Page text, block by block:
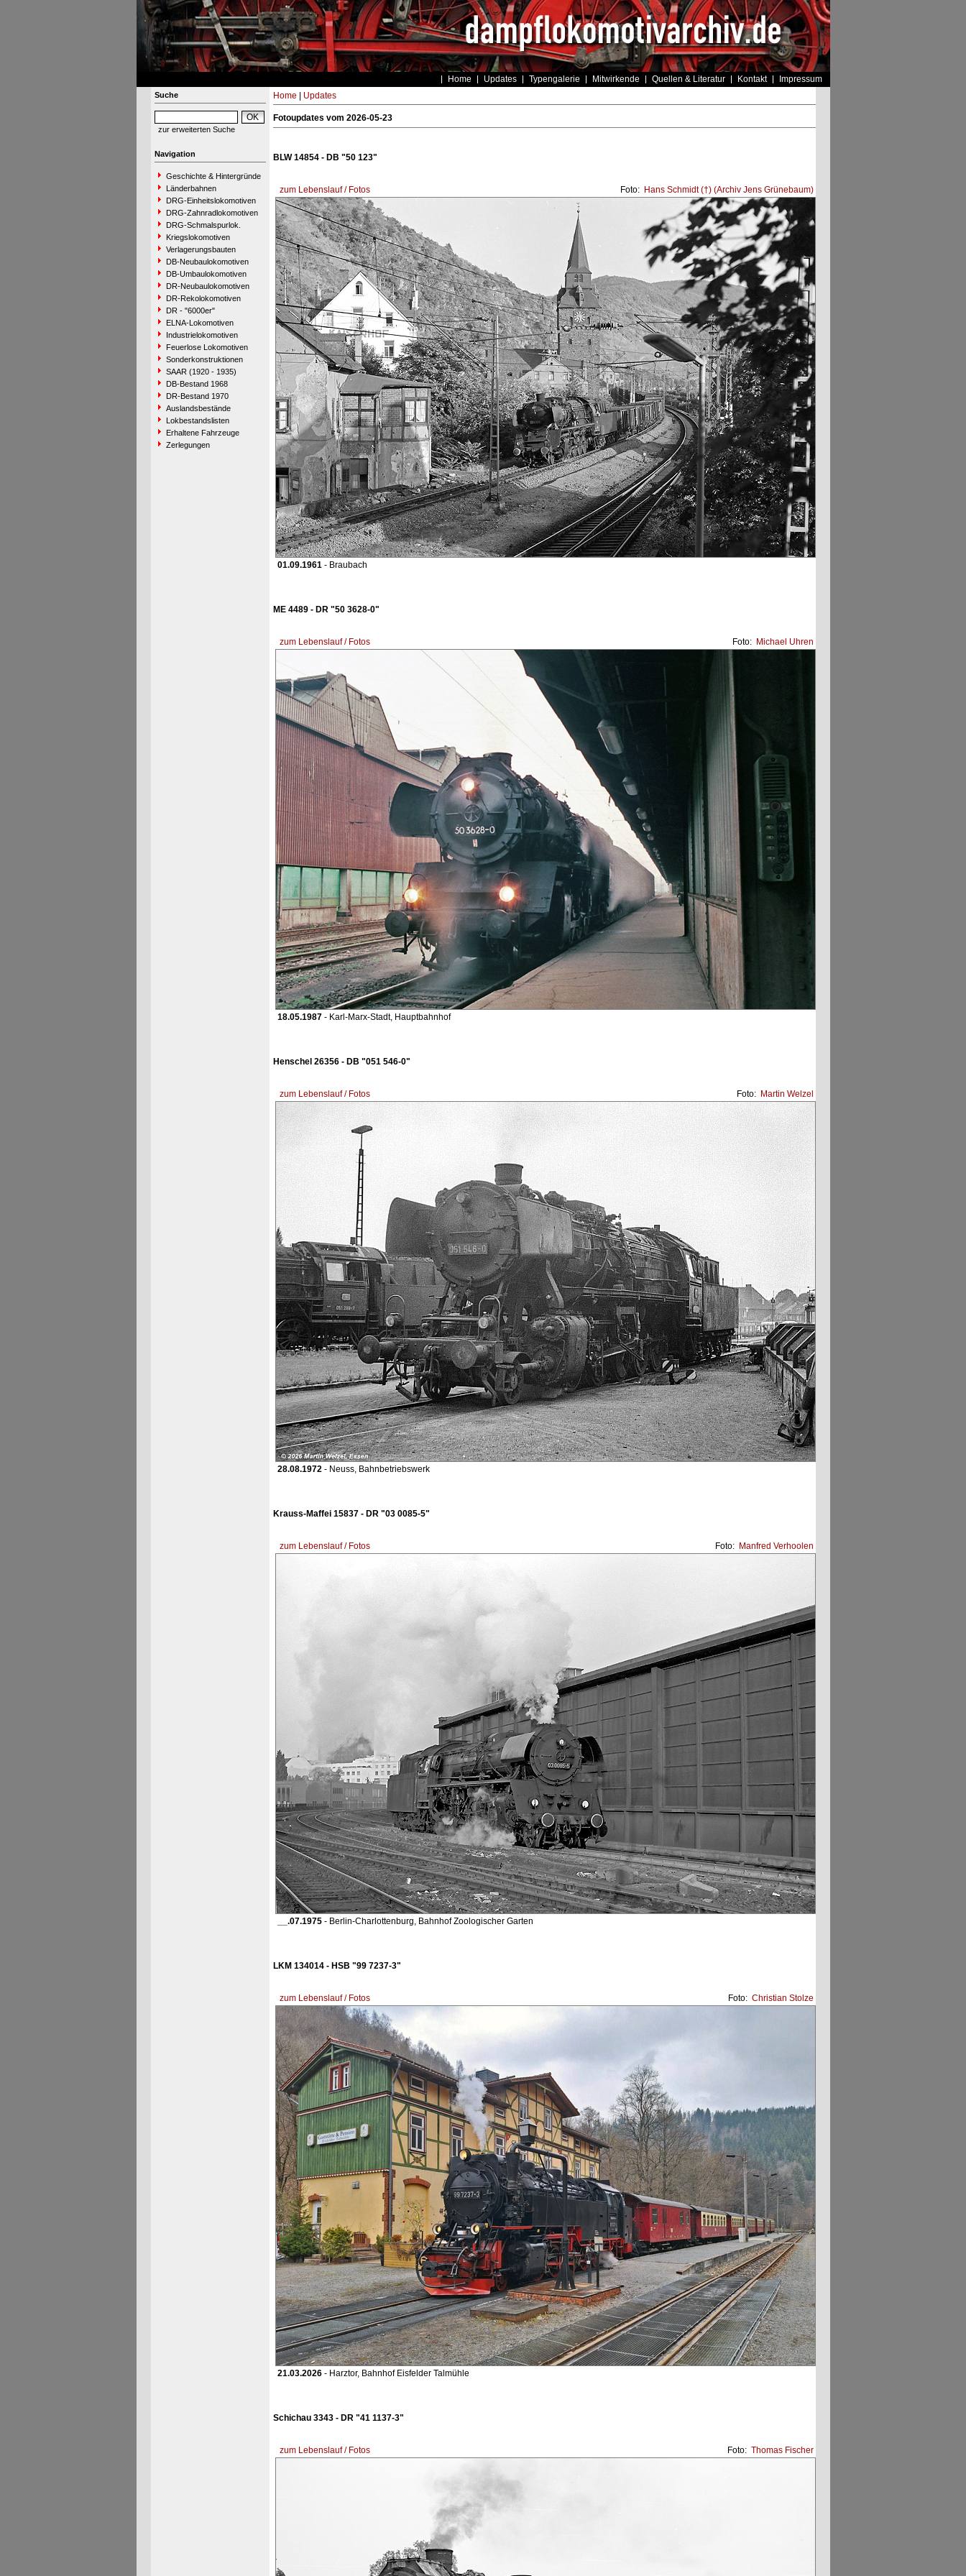
Home Updates Typengalerie Mitwirkende Quellen & Literatur Kontakt Impressum
Suche
zur erweiterten Suche
Navigation
Geschichte & Hintergründe
Länderbahnen
DRG-Einheitslokomotiven
DRG-Zahnradlokomotiven
DRG-Schmalspurlok.
Kriegslokomotiven
Verlagerungsbauten
DB-Neubaulokomotiven
DB-Umbaulokomotiven
DR-Neubaulokomotiven
DR-Rekolokomotiven
DR - "6000er"
ELNA-Lokomotiven
Industrielokomotiven
Feuerlose Lokomotiven
Sonderkonstruktionen
SAAR (1920 - 1935)
DB-Bestand 1968
DR-Bestand 1970
Auslandsbestände
Lokbestandslisten
Erhaltene Fahrzeuge
Zerlegungen
Home Updates
Fotoupdates vom 2026-05-23
BLW 14854 - DB "50 123"
zum Lebenslauf / Fotos Foto: Hans Schmidt (†) (Archiv Jens Grünebaum)
01.09.1961- Braubach
ME 4489 - DR "50 3628-0"
zum Lebenslauf / Fotos Foto: Michael Uhren
18.05.1987- Karl-Marx-Stadt, Hauptbahnhof
Henschel 26356 - DB "051 546-0"
zum Lebenslauf / Fotos Foto: Martin Welzel
28.08.1972- Neuss, Bahnbetriebswerk
Krauss-Maffei 15837 - DR "03 0085-5"
zum Lebenslauf / Fotos Foto: Manfred Verhoolen
__.07.1975- Berlin-Charlottenburg, Bahnhof Zoologischer Garten
LKM 134014 - HSB "99 7237-3"
zum Lebenslauf / Fotos Foto: Christian Stolze
21.03.2026- Harztor, Bahnhof Eisfelder Talmühle
Schichau 3343 - DR "41 1137-3"
zum Lebenslauf / Fotos Foto: Thomas Fischer